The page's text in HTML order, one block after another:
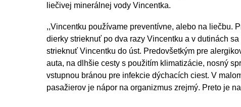
liečivej minerálnej vody Vincentka.
,,Vincentku používame preventívne, alebo na liečbu.
dierky strieknuť po dva razy Vincentku a v dutinách
strieknuť Vincentku do úst. Predovšetkým pre
auta, na dlhšie cesty s použitím klimatizácie, nosný
vstupnou bránou pre infekcie dýchacích ciest. V
pasažierov je nápor na organizmus zrejmý. Preto je